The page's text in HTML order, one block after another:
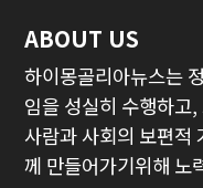
ABOUT US
하이몽골리아뉴스는
임을 성실히 수행하고
사람과 사회의 보편적
께 만들어가기위해 노